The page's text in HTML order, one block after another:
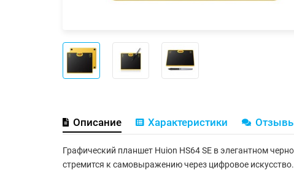
Описание Характеристики
Графический планшет Huion HS64 SE в элегантном
стремится к самовыражению через цифровое